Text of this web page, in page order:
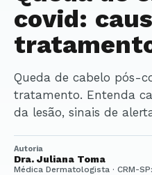
covid:
Queda de cabelo pós-covid: causas e
tratamento. Entenda
da lesão, sinais de
Autoria
Dra. Juliana Toma
Médica Dermatologista · CRM-